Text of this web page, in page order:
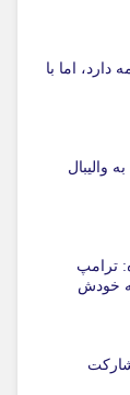
دارد، اما با
والیبال
ترامپ
خودش